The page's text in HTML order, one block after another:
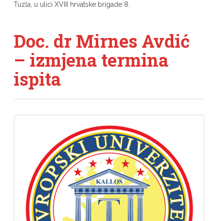
Tuzla, u ulici XVIII hrvatske brigade 8.
Doc. dr Mirnes Avdić
– izmjena termina
ispita